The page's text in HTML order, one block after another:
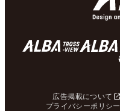
広告掲載について
プライバシーポリシー